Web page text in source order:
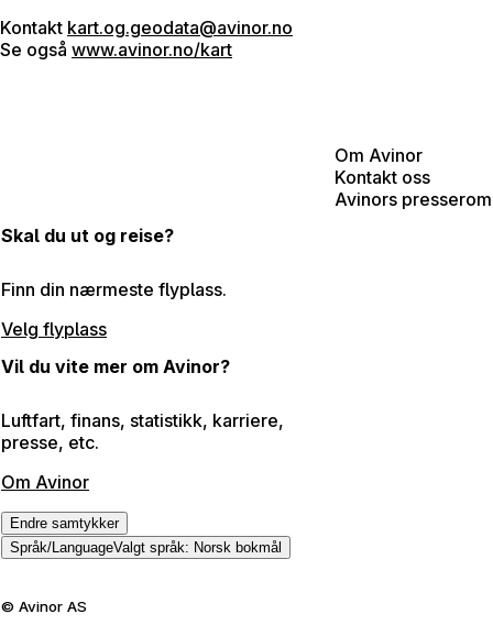
Kontakt kart.og.geodata@avinor.no
Se også www.avinor.no/kart
Om Avinor
Kontakt oss
Avinors presserom
Skal du ut og reise?
Finn din nærmeste flyplass.
Velg flyplass
Vil du vite mer om Avinor?
Luftfart, finans, statistikk, karriere,
presse, etc.
Om Avinor
Endre samtykker
Språk/LanguageValgt språk: Norsk bokmål
© Avinor AS